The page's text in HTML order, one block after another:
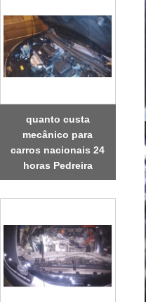
quanto custa
mecânico para
carros nacionais 24
horas Pedreira